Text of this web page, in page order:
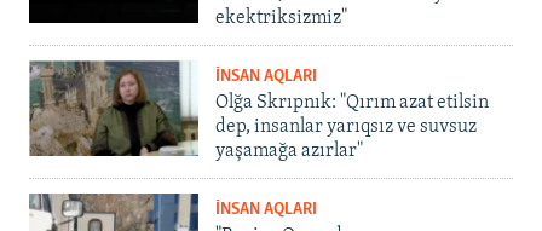
ekektriksizmiz"
İNSAN AQLARI
Olğa Skrıpnık: "Qırım azat etilsin
dep, insanlar yarıqsız ve suvsuz
yaşamağa azırlar"
İNSAN AQLARI